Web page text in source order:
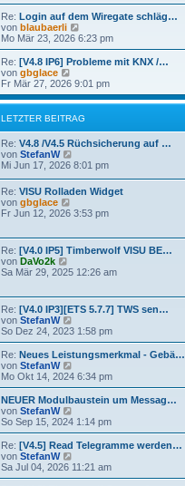
r
a
e
i
t
r
a
g
s
t
e
r
e
t
r
g
Re: Login auf dem Wiregate schläg…
von blaubaerli
e
u
e
t
e
r
B
e
i
t
a
g
Mo Mär 23, 2026 6:23 pm
Re: [V4.8 IP6] Probleme mit KNX /…
von gbglace
e
u
e
s
e
r
B
e
i
t
a
Fr Mär 27, 2026 9:01 pm
LETZTER BEITRAG
Re: V4.8 /V4.5 Rüchsicherung auf …
von StefanW
e
e
s
t
e
B
e
t
a
g
Mi Jun 17, 2026 8:01 pm
Re: VISU Rolladen Widget
von gbglace
e
s
t
e
r
e
i
t
r
a
g
Fr Jun 12, 2026 3:53 pm
Re: [V4.0 IP5] Timberwolf VISU BE…
von DaVo2k
e
s
t
e
r
e
i
t
r
a
g
Sa Mär 29, 2025 12:26 am
Re: [V4.0 IP3][ETS 5.7.7] TWS sen…
von StefanW
e
u
e
t
e
r
B
e
a
g
So Dez 24, 2023 1:58 pm
Re: Neues Leistungsmerkmal - Gebä…
von StefanW
e
u
e
e
r
B
e
i
Mo Okt 14, 2024 6:34 pm
NEUER Modulbaustein um Messag…
von StefanW
e
u
e
t
e
So Sep 15, 2024 1:14 pm
Re: [V4.5] Read Telegramme werden…
von StefanW
e
u
Sa Jul 04, 2026 11:21 am